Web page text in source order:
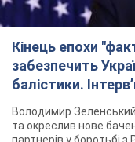
Кінець епохи
забезпечить
балістики.
Володимир
та окреслив нове